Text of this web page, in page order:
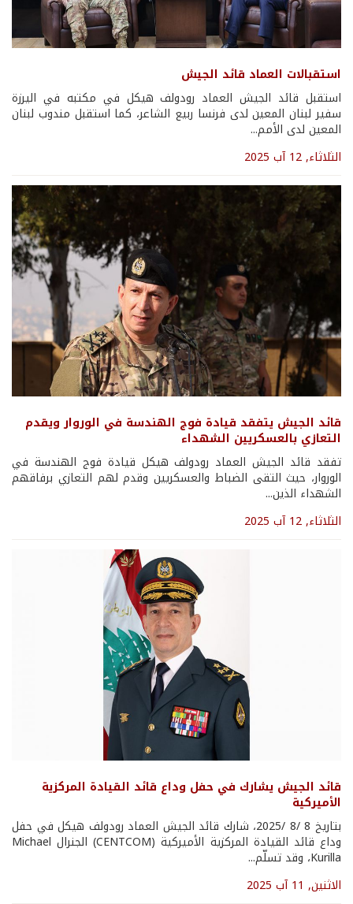
استقبالات العماد قائد الجيش
استقبل قائد الجيش العماد رودولف هيكل في مكتبه في اليرزة
سفير لبنان المعين لدى فرنسا ربيع الشاعر، كما استقبل مندوب لبنان
المعين لدى الأمم...
الثلاثاء, 12 آب 2025
قائد الجيش يتفقد قيادة فوج الهندسة في الوروار ويقدم
التعازي بالعسكريين الشهداء
تفقد قائد الجيش العماد رودولف هيكل قيادة فوج الهندسة في
الوروار، حيث التقى الضباط والعسكريين وقدم لهم التعازي برفاقهم
الشهداء الذين...
الثلاثاء, 12 آب 2025
قائد الجيش يشارك في حفل وداع قائد القيادة المركزية
الأميركية
بتاريخ 8 /8 /2025، شارك قائد الجيش العماد رودولف هيكل في حفل
وداع قائد القيادة المركزية الأميركية (CENTCOM) الجنرال Michael
Kurilla، وقد تسلّم...
الاثنين, 11 آب 2025